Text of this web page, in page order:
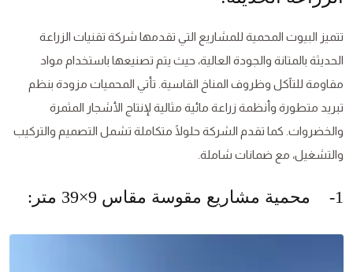
تتميز البيوت المحمية للمشاريع التي تقدمها شركة تقنيات الزراعة
الحديثة بالمتانة والجودة العالية، حيث يتم تصنيعها باستخدام مواد
مقاومة للتآكل وظروف المناخ القاسية. تأتي المحميات مزودة بنظم
تبريد متطورة وأنظمة زراعة مائية مثالية لإنتاج الأشجار المثمرة
والخضروات. كما تقدم الشركة حلولًا متكاملة تشمل التصميم والتركيب
والتشغيل، مع ضمانات شاملة.
1- محمية مشاريع مقوسة مقاس 9×39 متر: